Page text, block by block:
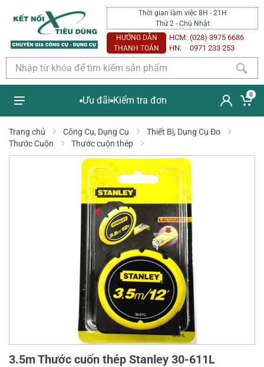
Thời gian làm việc 8H - 21H
Thứ 2 - Chủ Nhật
HƯỚNG DẪN
THANH TOÁN
HCM: (028) 3975 6686
HN:
0971 233 253
Ưu đãi Kiểm tra đơn
0
Trang chủ Công Cụ, Dụng Cụ
Thiết Bị, Dụng Cụ Đo
Thước Cuộn
Thước cuộn thép
3.5m Thước cuốn thép Stanley 30-611L